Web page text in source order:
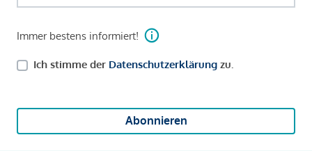
Immer bestens informiert!
Ich stimme der Datenschutzerklärung zu.
Abonnieren